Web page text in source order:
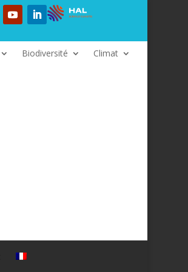
Biodiversité Climat